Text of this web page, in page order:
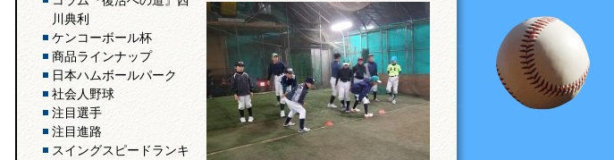
川典利
ケンコーボール杯
商品ラインナップ
日本ハムボールパーク
社会人野球
注目選手
注目進路
スイングスピードランキ